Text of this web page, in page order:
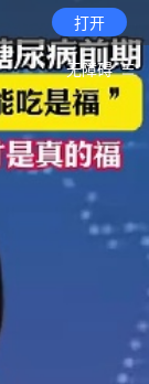
打开
无障碍